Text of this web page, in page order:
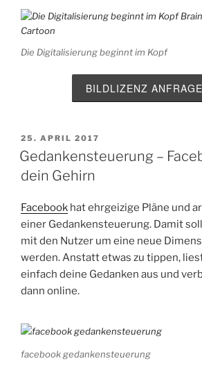
Die Digitalisierung beginnt im Kopf
BILDLIZENZ
VERÖFFENTLICHT
AM
25. APRIL 2017
Gedankensteuerung –
dein Gehirn
Facebook hat ehrgeizige Pläne und
einer Gedankensteuerung. Damit
mit den Nutzer um eine neue
werden. Anstatt etwas zu tippen,
einfach deine Gedanken aus und
dann online.
facebook gedankensteuerung